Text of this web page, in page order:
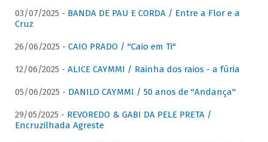
03/07/2025 - BANDA DE PAU E CORDA / Entre a Flor e a
Cruz
26/06/2025 - CAIO PRADO / "Caio em Ti"
12/06/2025 - ALICE CAYMMI / Rainha dos raios - a fúria
05/06/2025 - DANILO CAYMMI / 50 anos de "Andança"
29/05/2025 - REVOREDO & GABI DA PELE PRETA /
Encruzilhada Agreste